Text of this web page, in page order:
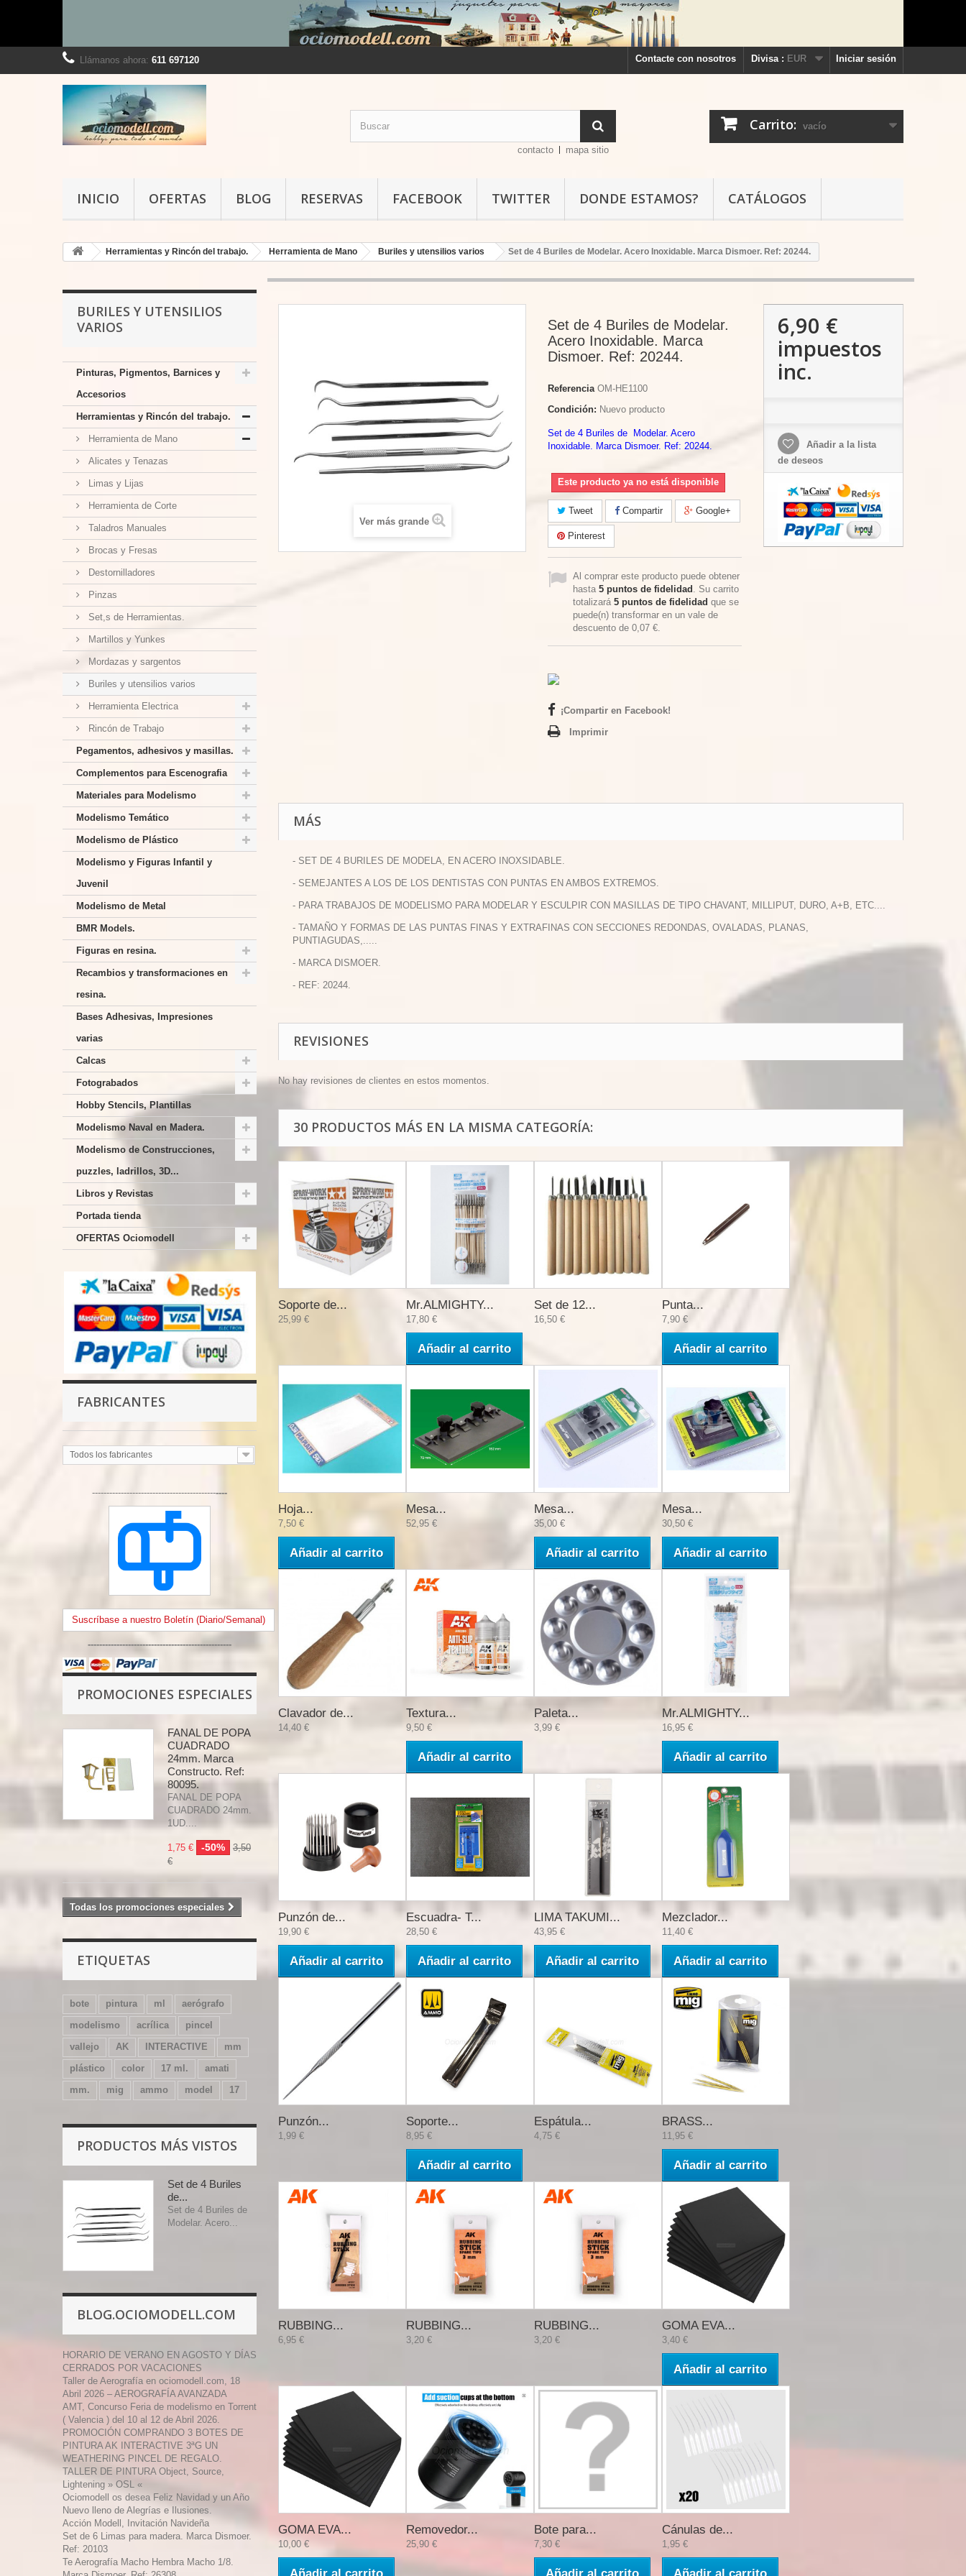
Iniciar sesión
Divisa : EUR
Contacte con nosotros
Llámanos ahora: 611 697120
Carrito: vacío
contacto mapa sitio
INICIO OFERTAS BLOG RESERVAS FACEBOOK TWITTER DONDE ESTAMOS? CATÁLOGOS
Herramientas y Rincón del trabajo. Herramienta de Mano Buriles y utensilios varios Set de 4 Buriles de Modelar. Acero Inoxidable. Marca Dismoer. Ref: 20244.
BURILES Y UTENSILIOS
VARIOS
Pinturas, Pigmentos, Barnices y
Accesorios
Herramientas y Rincón del trabajo.
Herramienta de Mano
Alicates y Tenazas
Limas y Lijas
Herramienta de Corte
Taladros Manuales
Brocas y Fresas
Destornilladores
Pinzas
Set,s de Herramientas.
Martillos y Yunkes
Mordazas y sargentos
Buriles y utensilios varios
Herramienta Electrica
Rincón de Trabajo
Pegamentos, adhesivos y masillas.
Complementos para Escenografia
Materiales para Modelismo
Modelismo Temático
Modelismo de Plástico
Modelismo y Figuras Infantil y
Juvenil
Modelismo de Metal
BMR Models.
Figuras en resina.
Recambios y transformaciones en
resina.
Bases Adhesivas, Impresiones
varias
Calcas
Fotograbados
Hobby Stencils, Plantillas
Modelismo Naval en Madera.
Modelismo de Construcciones,
puzzles, ladrillos, 3D...
Libros y Revistas
Portada tienda
OFERTAS Ociomodell
FABRICANTES
Todos los fabricantes
-----------------------------------------------
Suscríbase a nuestro Boletín (Diario/Semanal)
--------------------------------------------------
PROMOCIONES ESPECIALES
FANAL DE POPA
CUADRADO
24mm. Marca
Constructo. Ref:
80095.
FANAL DE POPA
CUADRADO 24mm.
1UD....
1,75 € -50%
3,50
€
Todas los promociones especiales
ETIQUETAS
bote pintura ml
aerógrafo
modelismo
acrílica
pincel
vallejo
AK INTERACTIVE
mm
plástico
color 17 ml.
amati
mm.
mig ammo model 17
PRODUCTOS MÁS VISTOS
Set de 4 Buriles
de...
Set de 4 Buriles de
Modelar. Acero...
BLOG.OCIOMODELL.COM
HORARIO DE VERANO EN AGOSTO Y DÍAS
CERRADOS POR VACACIONES
Taller de Aerografía en ociomodell.com, 18
Abril 2026 – AEROGRAFÍA AVANZADA
AMT, Concurso Feria de modelismo en Torrent
( Valencia ) del 10 al 12 de Abril 2026.
PROMOCIÓN COMPRANDO 3 BOTES DE
PINTURA AK INTERACTIVE 3ªG UN
WEATHERING PINCEL DE REGALO.
TALLER DE PINTURA Object, Source,
Lightening » OSL «
Ociomodell os desea Feliz Navidad y un Año
Nuevo lleno de Alegrías e Ilusiones.
Acción Modell, Invitación Navideña
Set de 6 Limas para madera. Marca Dismoer.
Ref: 20103
Te Aerografía Macho Hembra Macho 1/8.
Ver más grande
Set de 4 Buriles de Modelar.
Acero Inoxidable. Marca
Dismoer. Ref: 20244.
Referencia OM-HE1100
Condición: Nuevo producto
Set de 4 Buriles de Modelar. Acero
Inoxidable. Marca Dismoer. Ref: 20244.
Este producto ya no está disponible
Tweet Compartir Google+
Pinterest
Al comprar este producto puede obtener
hasta 5 puntos de fidelidad . Su carrito
totalizará 5 puntos de fidelidad que se
puede(n) transformar en un vale de
descuento de 0,07 €.
¡Compartir en Facebook!
Imprimir
6,90 €
impuestos
inc.
Añadir a la lista
de deseos
MÁS
- SET DE 4 BURILES DE MODELA, EN ACERO INOXSIDABLE.
- SEMEJANTES A LOS DE LOS DENTISTAS CON PUNTAS EN AMBOS EXTREMOS.
- PARA TRABAJOS DE MODELISMO PARA MODELAR Y ESCULPIR CON MASILLAS DE TIPO CHAVANT, MILLIPUT, DURO, A+B, ETC....
- TAMAÑO Y FORMAS DE LAS PUNTAS FINAS Y EXTRAFINAS CON SECCIONES REDONDAS, OVALADAS, PLANAS,
PUNTIAGUDAS,.....
- MARCA DISMOER.
- REF: 20244.
REVISIONES
No hay revisiones de clientes en estos momentos.
30 PRODUCTOS MÁS EN LA MISMA CATEGORÍA:
Soporte de...
25,99 €
Mr.ALMIGHTY...
17,80 €
Añadir al carrito
Set de 12...
16,50 €
Punta...
7,90 €
Añadir al carrito
Hoja...
7,50 €
Añadir al carrito
Mesa...
52,95 €
Mesa...
35,00 €
Añadir al carrito
Mesa...
30,50 €
Añadir al carrito
Clavador de...
14,40 €
Textura...
9,50 €
Añadir al carrito
Paleta...
3,99 €
Mr.ALMIGHTY...
16,95 €
Añadir al carrito
Punzón de...
19,90 €
Añadir al carrito
Escuadra- T...
28,50 €
Añadir al carrito
LIMA TAKUMI...
43,95 €
Añadir al carrito
Mezclador...
11,40 €
Añadir al carrito
Punzón...
1,99 €
Soporte...
8,95 €
Añadir al carrito
Espátula...
4,75 €
BRASS...
11,95 €
Añadir al carrito
RUBBING...
6,95 €
RUBBING...
3,20 €
RUBBING...
3,20 €
GOMA EVA...
3,40 €
Añadir al carrito
GOMA EVA...
10,00 €
Removedor...
25,90 €
Bote para...
7,30 €
Cánulas de...
1,95 €